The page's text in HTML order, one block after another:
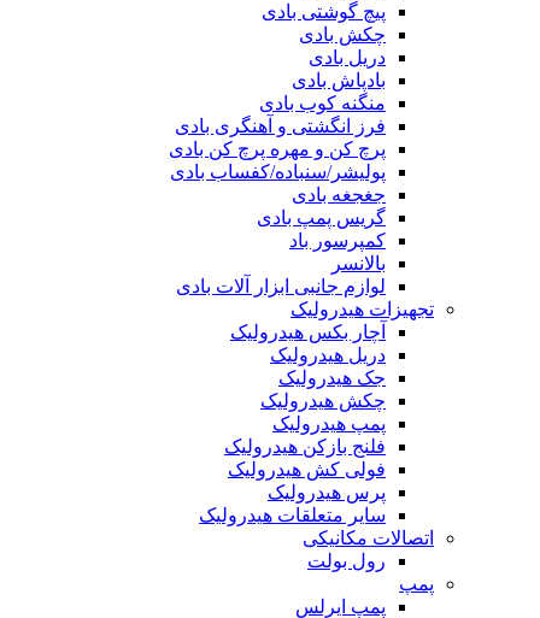
پیچ گوشتی بادی
چکش بادی
دریل بادی
بادپاش بادی
منگنه کوب بادی
فرز انگشتی و آهنگری بادی
پرچ کن و مهره پرچ کن بادی
پولیشر/سنباده/کفساب بادی
جغجغه بادی
گریس پمپ بادی
کمپرسور باد
بالانسر
لوازم جانبی ابزار آلات بادی
تجهیزات هیدرولیک
آچار بکس هیدرولیک
دریل هیدرولیک
جک هیدرولیک
چکش هیدرولیک
پمپ هیدرولیک
فلنج بازکن هیدرولیک
فولی کش هیدرولیک
پرس هیدرولیک
سایر متعلقات هیدرولیک
اتصالات مکانیکی
رول بولت
پمپ
پمپ ایرلس